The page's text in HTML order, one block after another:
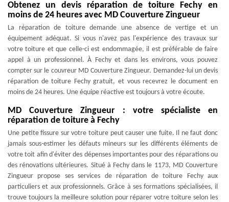
Obtenez un devis réparation de toiture Fechy en
moins de 24 heures avec MD Couverture Zingueur
La réparation de toiture demande une absence de vertige et un
équipement adéquat. Si vous n'avez pas l'expérience des travaux sur
votre toiture et que celle-ci est endommagée, il est préférable de faire
appel à un professionnel. À Fechy et dans les environs, vous pouvez
compter sur le couvreur MD Couverture Zingueur. Demandez-lui un devis
réparation de toiture Fechy gratuit, et vous recevrez le document en
moins de 24 heures. Une équipe réactive est toujours à votre écoute.
MD Couverture Zingueur : votre spécialiste en
réparation de toiture à Fechy
Une petite fissure sur votre toiture peut causer une fuite. Il ne faut donc
jamais sous-estimer les défauts mineurs sur les différents éléments de
votre toit afin d'éviter des dépenses importantes pour des réparations ou
des rénovations ultérieures. Situé à Fechy dans le 1173, MD Couverture
Zingueur propose ses services de réparation de toiture Fechy aux
particuliers et aux professionnels. Grâce à ses formations spécialisées, il
trouve toujours la meilleure solution pour réparer votre toiture selon les